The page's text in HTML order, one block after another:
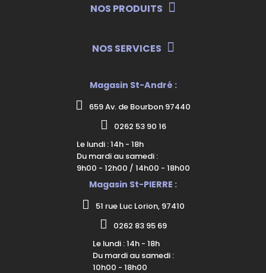
NOS PRODUITS
NOS SERVICES
Magasin St-André :
659 Av. de Bourbon 97440
0262 53 90 16
Le lundi : 14h - 18h
Du mardi au samedi :
9h00 - 12h00 / 14h00 - 18h00
Magasin St-PIERRE :
51 rue Luc Lorion, 97410
0262 83 95 69
Le lundi : 14h - 18h
Du mardi au samedi :
10h00 - 18h00